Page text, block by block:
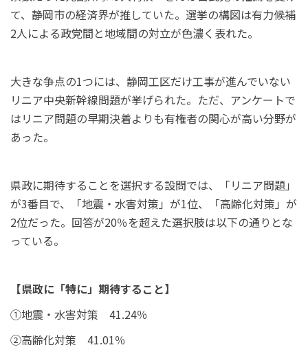
て、静岡市の経済界が推していた。選挙の構図は有力候補
2人による政党間と地域間の対立が色濃く表れた。
大きな争点の1つには、静岡工区だけ工事が進んでいない
リニア中央新幹線問題が挙げられた。ただ、アンケートで
はリニア問題の早期決着よりも有権者の関心が高い分野が
あった。
県政に期待することを選択する設問では、「リニア問題」
が3番目で、「地震・水害対策」が1位、「高齢化対策」が
2位だった。回答が20％を超えた選択肢は以下の通りとな
っている。
【県政に「特に」期待すること】
①地震・水害対策 41.24％
②高齢化対策 41.01％